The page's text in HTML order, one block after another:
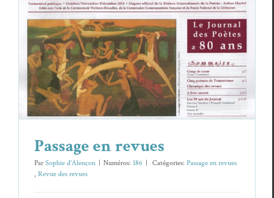
Passage en revues
Pas­sage en revues Revue des revues
Passage en revues
ParSophie d'Alençon | Numéros: 186 | Caté­gories: Pas­sage en revues
, Revue des revues